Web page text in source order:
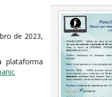
de 2023,
plataforma